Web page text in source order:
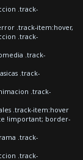
.track-
.track-item:hover,
.track-
.track-
.track-
.track-
.track-item:hover
!important; border-
.track-
.track-